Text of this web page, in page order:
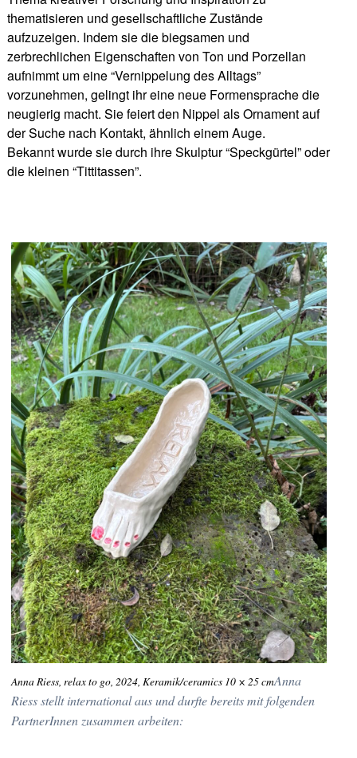
thematisieren und gesellschaftliche Zustände
aufzuzeigen. Indem sie die biegsamen und
zerbrechlichen Eigenschaften von Ton und Porzellan
aufnimmt um eine “Vernippelung des Alltags”
vorzunehmen, gelingt ihr eine neue Formensprache die
neugierig macht. Sie feiert den Nippel als Ornament auf
der Suche nach Kontakt, ähnlich einem Auge.
Bekannt wurde sie durch ihre Skulptur “Speckgürtel” oder
die kleinen “Tittitassen”.
Anna Riess, relax to go, 2024, Keramik/ceramics 10 × 25 cmAnna
Riess stellt international aus und durfte bereits mit folgenden
PartnerInnen zusammen arbeiten: